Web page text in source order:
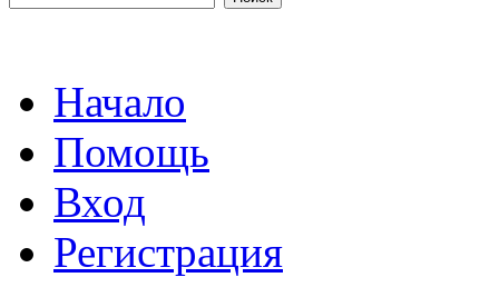
Начало
Помощь
Вход
Регистрация